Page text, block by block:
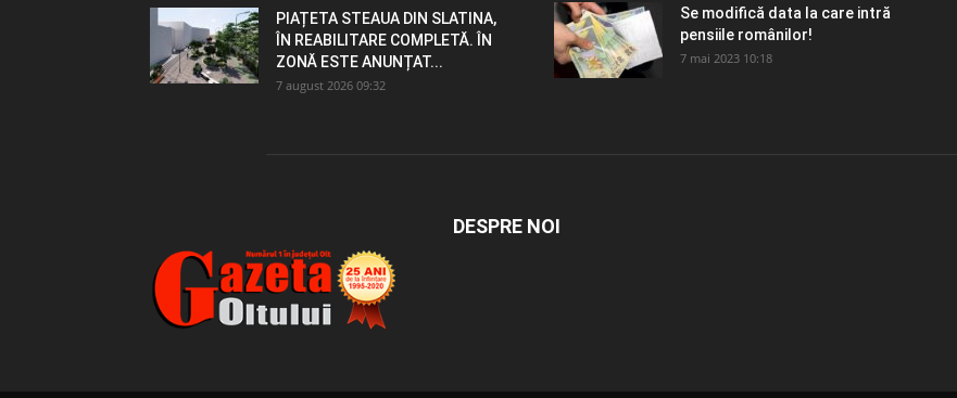
PIAȚETA STEAUA DIN SLATINA,
ÎN REABILITARE COMPLETĂ. ÎN
ZONĂ ESTE ANUNȚAT...
7 august 2026 09:32
Se modifică data la care intră
pensiile românilor!
7 mai 2023 10:18
DESPRE NOI